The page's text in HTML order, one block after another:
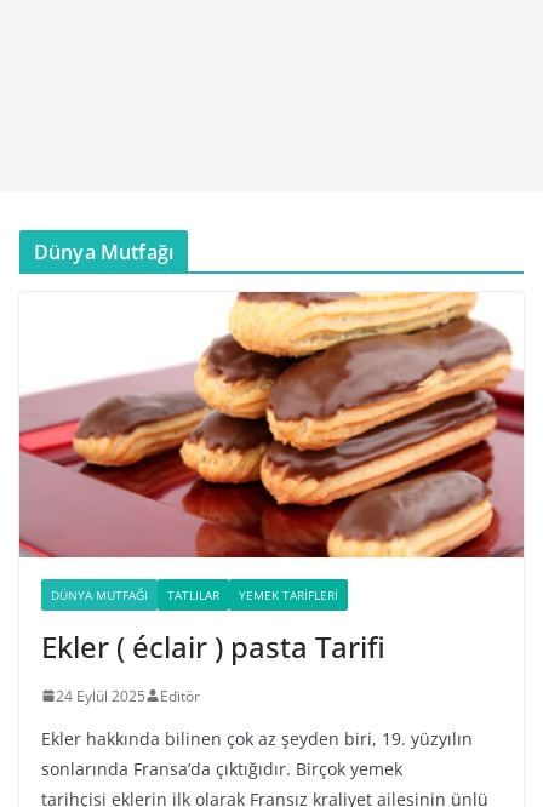
Dünya Mutfağı
DÜNYA MUTFAĞI TATLILAR YEMEK TARIFLERI
Ekler ( éclair ) pasta Tarifi
24 Eylül 2025 Editör
Ekler hakkında bilinen çok az şeyden biri, 19. yüzyılın
sonlarında Fransa’da çıktığıdır. Birçok yemek
tarihçisi eklerin ilk olarak Fransız kraliyet ailesinin ünlü